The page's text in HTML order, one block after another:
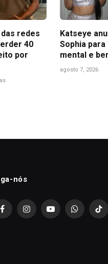
das redes
40
por
Katseye
Sophia
mental e
agosto 7, 2026
nós
FacebookInstagramYouTubeWhatsApp